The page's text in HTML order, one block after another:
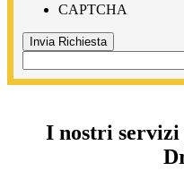
CAPTCHA
I nostri servizi